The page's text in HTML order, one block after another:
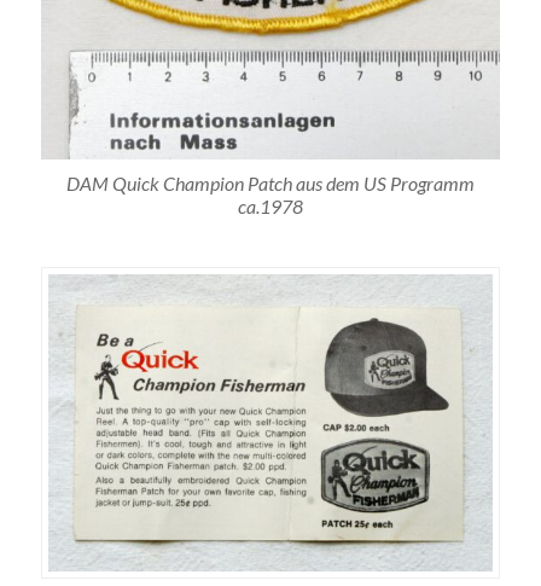
DAM Quick Champion Patch aus dem US Programm
ca.1978